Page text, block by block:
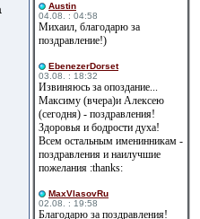
Austin
04.08. : 04:58
Михаил, благодарю за
поздравление!)
EbenezerDorset
03.08. : 18:32
Извиняюсь за опоздание...
Максиму (вчера)и Алексею
(сегодня) - поздравления!
Здоровья и бодрости духа!
Всем остальным именинникам -
поздравления и наилучшие
пожелания :thanks:
MaxVlasovRu
02.08. : 19:58
Благодарю за поздравления!